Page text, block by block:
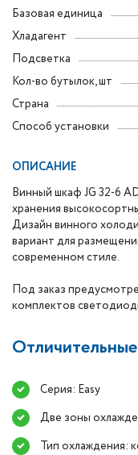
Базовая единица
Хладагент
Подсветка
Кол-во бутылок, шт
Страна
Способ установки
ОПИСАНИЕ
Винный шкаф JG 32-6
хранения
Дизайн винного
вариант для
современном стиле.
Под заказ
комплектов
Серия: Easy
Две зоны
Тип охлаждения: